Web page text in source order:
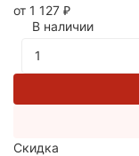
от 1 127 ₽
В наличии
Скидка